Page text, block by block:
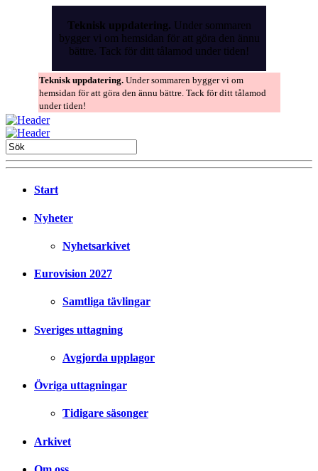
Teknisk uppdatering. Under sommaren
bygger vi om hemsidan för att göra den ännu
bättre. Tack för ditt tålamod under tiden!
Teknisk uppdatering. Under sommaren bygger vi om
hemsidan för att göra den ännu bättre. Tack för ditt tålamod
under tiden!
Start
Nyheter
Nyhetsarkivet
Eurovision 2027
Samtliga tävlingar
Sveriges uttagning
Avgjorda upplagor
Övriga uttagningar
Tidigare säsonger
Arkivet